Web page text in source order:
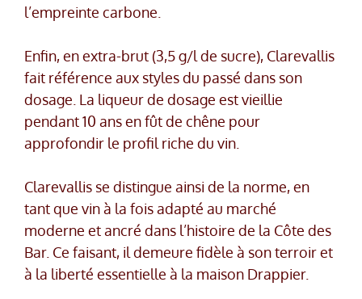
l’empreinte carbone.
Enfin, en extra-brut (3,5 g/l de sucre), Clarevallis
fait référence aux styles du passé dans son
dosage. La liqueur de dosage est vieillie
pendant 10 ans en fût de chêne pour
approfondir le profil riche du vin.
Clarevallis se distingue ainsi de la norme, en
tant que vin à la fois adapté au marché
moderne et ancré dans l’histoire de la Côte des
Bar. Ce faisant, il demeure fidèle à son terroir et
à la liberté essentielle à la maison Drappier.